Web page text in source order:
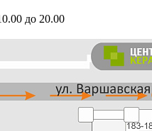
до 20.00